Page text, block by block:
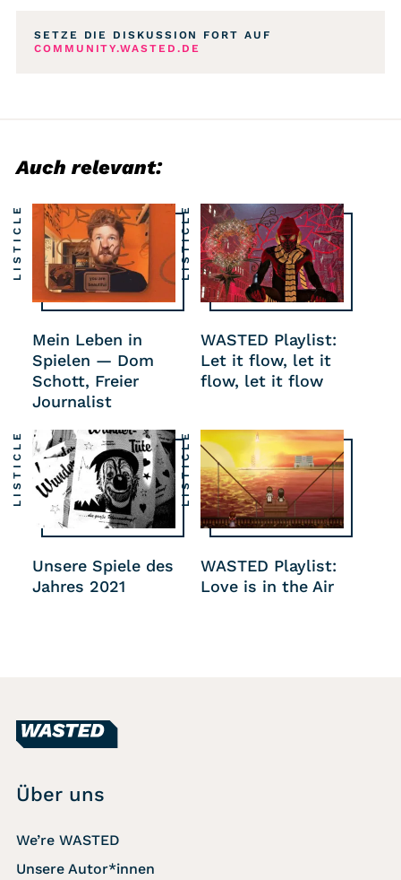
SETZE DIE DISKUSSION FORT AUF
COMMUNITY.WASTED.DE
Auch relevant:
Mein Leben in
Spielen — Dom
Schott, Freier
Journalist
LISTICLE
WASTED Playlist:
Let it flow, let it
flow, let it flow
LISTICLE
Unsere Spiele des
Jahres 2021
LISTICLE
WASTED Playlist:
Love is in the Air
LISTICLE
Über uns
We’re WASTED
Unsere Autor*innen